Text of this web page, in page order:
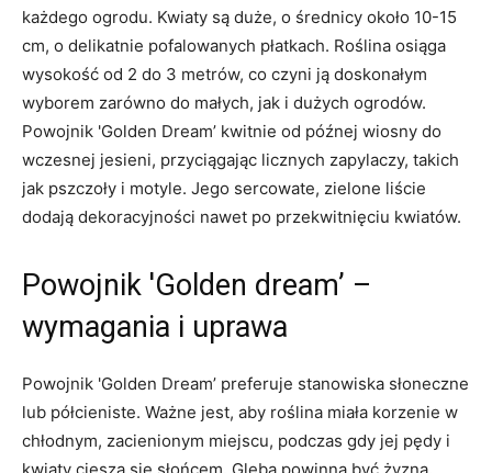
każdego ogrodu. Kwiaty są duże, o średnicy około 10-15
cm, o delikatnie pofalowanych płatkach. Roślina osiąga
wysokość od 2 do 3 metrów, co czyni ją doskonałym
wyborem zarówno do małych, jak i dużych ogrodów.
Powojnik 'Golden Dream’ kwitnie od późnej wiosny do
wczesnej jesieni, przyciągając licznych zapylaczy, takich
jak pszczoły i motyle. Jego sercowate, zielone liście
dodają dekoracyjności nawet po przekwitnięciu kwiatów.
Powojnik 'Golden dream’ –
wymagania i uprawa
Powojnik 'Golden Dream’ preferuje stanowiska słoneczne
lub półcieniste. Ważne jest, aby roślina miała korzenie w
chłodnym, zacienionym miejscu, podczas gdy jej pędy i